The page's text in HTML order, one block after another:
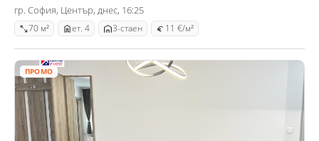
гр. София, Център, днес, 16:25
70 м² ет. 4 3-стаен 11 €/м²
ПРОМО